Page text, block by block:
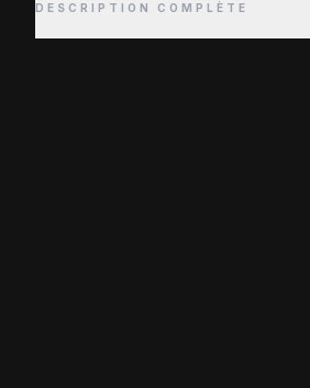
DESCRIPTION COMPLÈTE